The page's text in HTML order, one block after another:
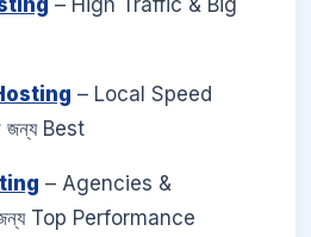
– High Traffic & Big
– Local Speed
Best
– Agencies &
Top Performance